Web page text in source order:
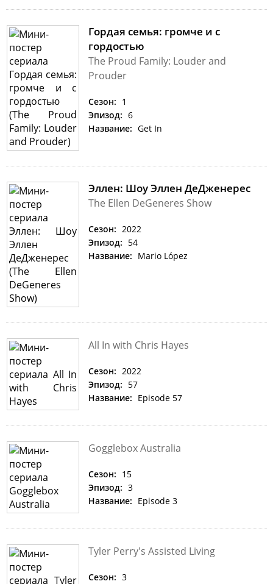
Гордая семья: громче и с
гордостью
The Proud Family: Louder and
Prouder
Сезон: 1
Эпизод: 6
Название: Get In
Эллен: Шоу Эллен ДеДженерес
The Ellen DeGeneres Show
Сезон: 2022
Эпизод: 54
Название: Mario López
All In with Chris Hayes
Сезон: 2022
Эпизод: 57
Название: Episode 57
Gogglebox Australia
Сезон: 15
Эпизод: 3
Название: Episode 3
Tyler Perry's Assisted Living
Сезон: 3